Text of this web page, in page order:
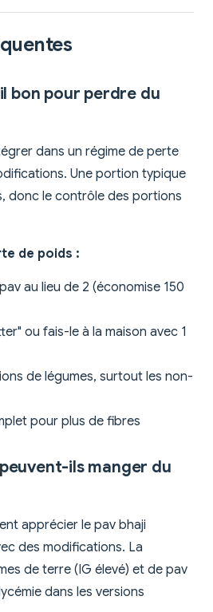
bon pour perdre du
dans un régime de perte
Une portion typique
donc le contrôle des portions
de poids :
au lieu de 2 (économise 150
ou fais-le à la maison avec 1
de légumes, surtout les non-
pour plus de fibres
ils manger du
apprécier le pav bhaji
des modifications. La
de terre (IG élevé) et de pav
dans les versions